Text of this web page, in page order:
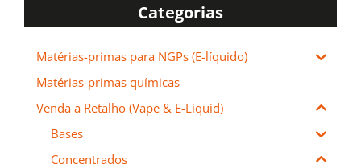
Categorias
Matérias-primas para NGPs (E-líquido)
Matérias-primas químicas
Venda a Retalho (Vape & E-Liquid)
Bases
Concentrados